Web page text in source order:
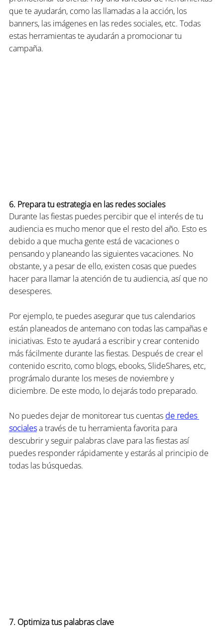
que te ayudarán, como las llamadas a la acción, los
banners, las imágenes en las redes sociales, etc. Todas
estas herramientas te ayudarán a promocionar tu
campaña.
6. Prepara tu estrategia en las redes sociales
Durante las fiestas puedes percibir que el interés de tu
audiencia es mucho menor que el resto del año. Esto es
debido a que mucha gente está de vacaciones o
pensando y planeando las siguientes vacaciones. No
obstante, y a pesar de ello, existen cosas que puedes
hacer para llamar la atención de tu audiencia, así que no
desesperes.
Por ejemplo, te puedes asegurar que tus calendarios
están planeados de antemano con todas las campañas e
iniciativas. Esto te ayudará a escribir y crear contenido
más fácilmente durante las fiestas. Después de crear el
contenido escrito, como blogs, ebooks, SlideShares, etc,
prográmalo durante los meses de noviembre y
diciembre. De este modo, lo dejarás todo preparado.
No puedes dejar de monitorear tus cuentas de redes
sociales a través de tu herramienta favorita para
descubrir y seguir palabras clave para las fiestas así
puedes responder rápidamente y estarás al principio de
todas las búsquedas.
7. Optimiza tus palabras clave